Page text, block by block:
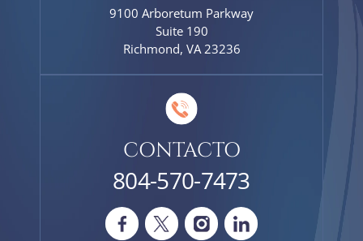
9100 Arboretum Parkway
Suite 190
Richmond, VA 23236
CONTACTO
804-570-7473